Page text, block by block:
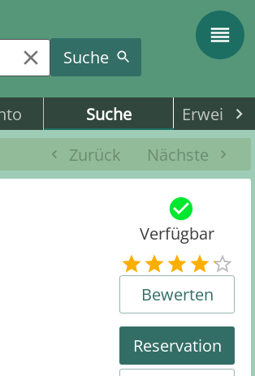
Suche
Suche
Zurück Nächste
Verfügbar
Bewerten
Reservation